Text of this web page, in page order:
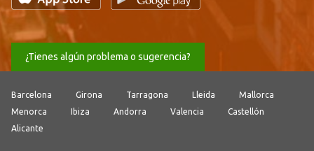
¿Tienes algún problema o sugerencia?
Barcelona Girona Tarragona Lleida
Mallorca
Menorca
Ibiza Andorra Valencia
Castellón
Alicante